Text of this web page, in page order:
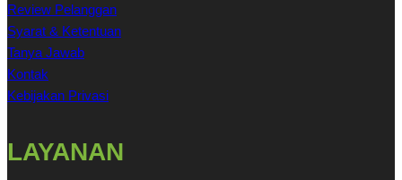
Review Pelanggan
Syarat & Ketentuan
Tanya Jawab
Kontak
Kebijakan Privasi
LAYANAN